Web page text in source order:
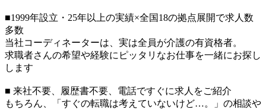
■1999年設立・25年以上の実績×全国18の拠点展開で求人数
多数
当社コーディネーターは、実は全員が介護の有資格者。
求職者さんの希望や経験にピッタリなお仕事を一緒にお探し
します
■ 来社不要、履歴書不要、電話ですぐに求人をご紹介
もちろん、「すぐの転職は考えていないけど…。」の相談や